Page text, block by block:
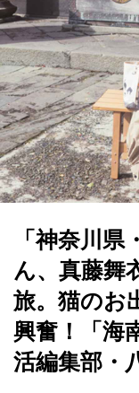
「神奈川県
ん、真藤舞
旅。猫のお
興奮！「海
活編集部・